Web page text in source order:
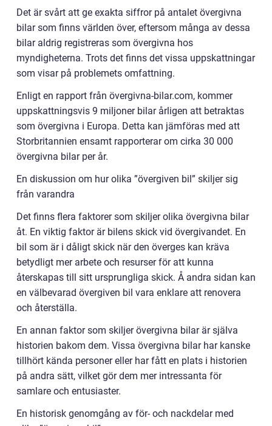
Det är svårt att ge exakta siffror på antalet övergivna
bilar som finns världen över, eftersom många av dessa
bilar aldrig registreras som övergivna hos
myndigheterna. Trots det finns det vissa uppskattningar
som visar på problemets omfattning.
Enligt en rapport från övergivna-bilar.com, kommer
uppskattningsvis 9 miljoner bilar årligen att betraktas
som övergivna i Europa. Detta kan jämföras med att
Storbritannien ensamt rapporterar om cirka 30 000
övergivna bilar per år.
En diskussion om hur olika ”övergiven bil” skiljer sig
från varandra
Det finns flera faktorer som skiljer olika övergivna bilar
åt. En viktig faktor är bilens skick vid övergivandet. En
bil som är i dåligt skick när den överges kan kräva
betydligt mer arbete och resurser för att kunna
återskapas till sitt ursprungliga skick. Å andra sidan kan
en välbevarad övergiven bil vara enklare att renovera
och återställa.
En annan faktor som skiljer övergivna bilar är själva
historien bakom dem. Vissa övergivna bilar har kanske
tillhört kända personer eller har fått en plats i historien
på andra sätt, vilket gör dem mer intressanta för
samlare och entusiaster.
En historisk genomgång av för- och nackdelar med